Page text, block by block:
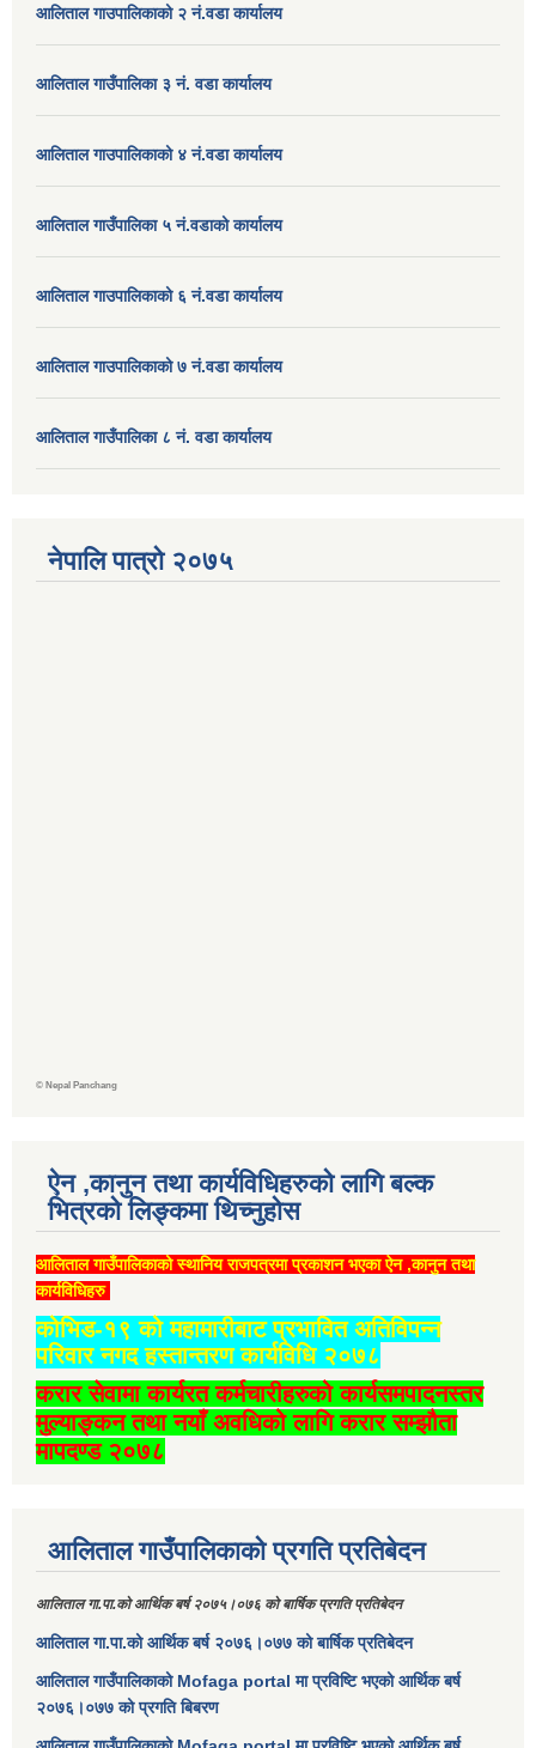
आलिताल गाउपालिकाको २ नं.वडा कार्यालय
आलिताल गाउँपालिका ३ नं. वडा कार्यालय
आलिताल गाउपालिकाको ४ नं.वडा कार्यालय
आलिताल गाउँपालिका ५ नं.वडाको कार्यालय
आलिताल गाउपालिकाको ६ नं.वडा कार्यालय
आलिताल गाउपालिकाको ७ नं.वडा कार्यालय
आलिताल गाउँपालिका ८ नं. वडा कार्यालय
नेपालि पात्रो २०७५
© Nepal Panchang
ऐन ,कानुन तथा कार्यविधिहरुको लागि बल्क
भित्रको लिङ्कमा थिच्‍नुहोस
आलिताल गाउँपालिकाको स्थानिय राजपत्रमा प्रकाशन भएका ऐन ,कानुन तथा
कार्यविधिहरु
कोभिड-१९ को महामारीबाट प्रभावित अतिविपन्न
परिवार नगद हस्तान्तरण कार्यविधि २०७८
करार सेवामा कार्यरत कर्मचारीहरुको कार्यसमपादनस्तर
मुल्याङ्कन तथा नयाँ अवधिको लागि करार सम्झौता
मापदण्ड २०७८
आलिताल गाउँपालिकाको प्रगति प्रतिबेदन
आलिताल गा.पा.को आर्थिक बर्ष २०७५।०७६ को बार्षिक प्रगति प्रतिबेदन
आलिताल गा.पा.को आर्थिक बर्ष २०७६।०७७ को बार्षिक प्रतिबेदन
आलिताल गाउँपालिकाको Mofaga portal मा प्रविष्टि भएको आर्थिक बर्ष
२०७६।०७७ को प्रगति बिबरण